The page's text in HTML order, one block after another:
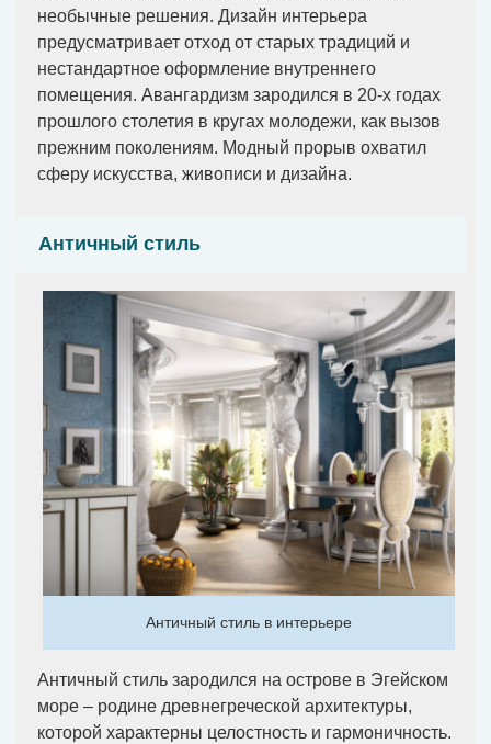
необычные решения. Дизайн интерьера
предусматривает отход от старых традиций и
нестандартное оформление внутреннего
помещения. Авангардизм зародился в 20-х годах
прошлого столетия в кругах молодежи, как вызов
прежним поколениям. Модный прорыв охватил
сферу искусства, живописи и дизайна.
Античный стиль
Античный стиль в интерьере
Античный стиль зародился на острове в Эгейском
море – родине древнегреческой архитектуры,
которой характерны целостность и гармоничность.